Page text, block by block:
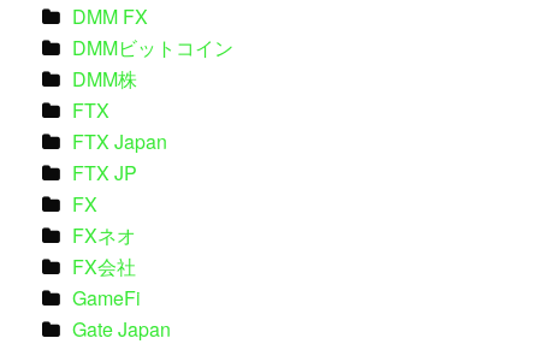
DMM FX
DMMビットコイン
DMM株
FTX
FTX Japan
FTX JP
FX
FXネオ
FX会社
GameFi
Gate Japan